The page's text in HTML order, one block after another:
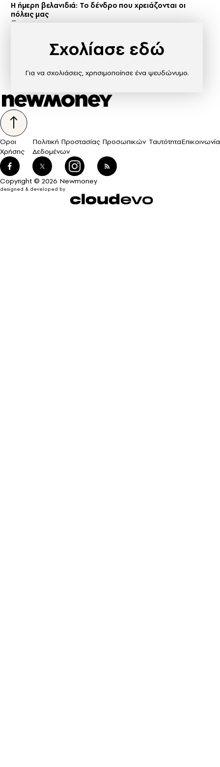
Η ήμερη βελανιδιά: Το δένδρο που χρειάζονται οι
πόλεις μας
Σχολίασε εδώ
Για να σχολιάσεις, χρησιμοποίησε ένα ψευδώνυμο.
Όροι
Χρήσης
Πολιτική Προστασίας Προσωπικών
Δεδομένων
ΤαυτότηταΕπικοινωνία
Copyright © 2026 Newmoney
designed & developed by